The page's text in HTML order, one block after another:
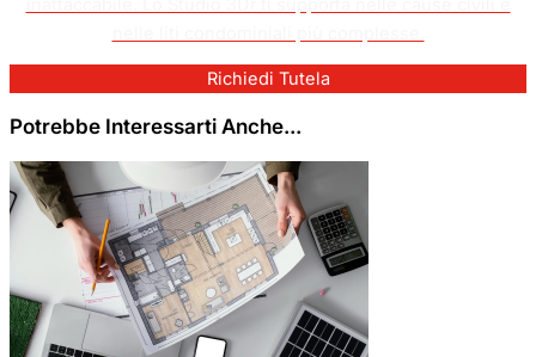
Richiedi Tutela
Potrebbe Interessarti Anche...